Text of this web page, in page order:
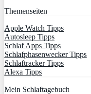
Themenseiten
Apple Watch Tipps
Autosleep Tipps
Schlaf Apps Tipps
Schlafphasenwecker Tipps
Schlaftracker Tipps
Alexa Tipps
Mein Schlaftagebuch